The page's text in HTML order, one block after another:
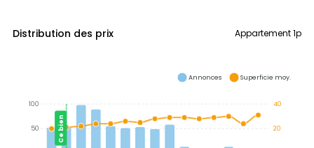
Distribution des prix Appartement 1p
Ce bien
40
20
100
50
Annonces Superficie moy.